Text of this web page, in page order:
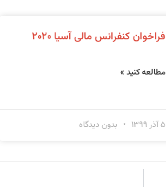
فراخوان کنفرانس مالی آسیا ۲۰۲۰
مطالعه کنید »
۵ آذر ۱۳۹۹ بدون دیدگاه